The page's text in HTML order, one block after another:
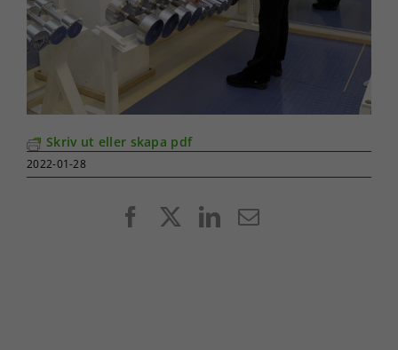
Skriv ut eller skapa pdf
2022-01-28
FacebookLinkedIn
E-